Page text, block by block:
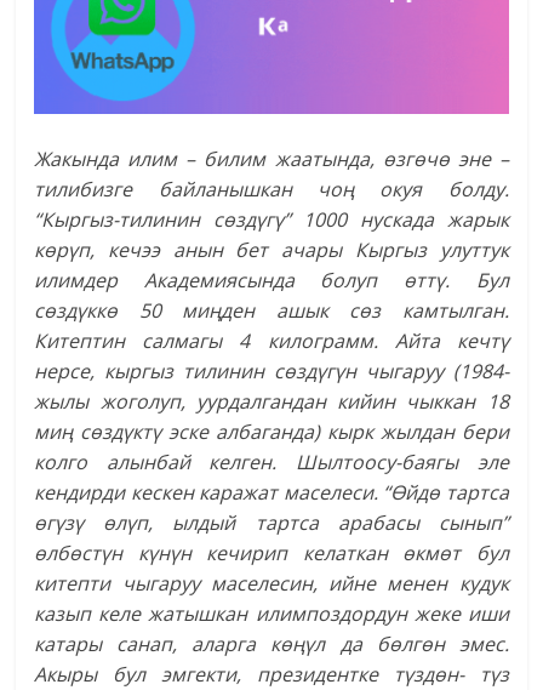
Жакында илим – билим жаатында, өзгөчө эне –
тилибизге байланышкан чоң окуя болду.
“Кыргыз-тилинин сөздүгү” 1000 нускада жарык
көрүп, кечээ анын бет ачары Кыргыз улуттук
илимдер Академиясында болуп өттү. Бул
сөздүккө 50 миңден ашык сөз камтылган.
Китептин салмагы 4 килограмм. Айта кечтү
нерсе, кыргыз тилинин сөздүгүн чыгаруу (1984-
жылы жоголуп, уурдалгандан кийин чыккан 18
миң сөздүктү эске албаганда) кырк жылдан бери
колго алынбай келген. Шылтоосу-баягы эле
кендирди кескен каражат маселеси. “Өйдө тартса
өгүзү өлүп, ылдый тартса арабасы сынып”
өлбөстүн күнүн кечирип келаткан өкмөт бул
китепти чыгаруу маселесин, ийне менен кудук
казып келе жатышкан илимпоздордун жеке иши
катары санап, аларга көңүл да бөлгөн эмес.
Акыры бул эмгекти, президентке түздөн- түз